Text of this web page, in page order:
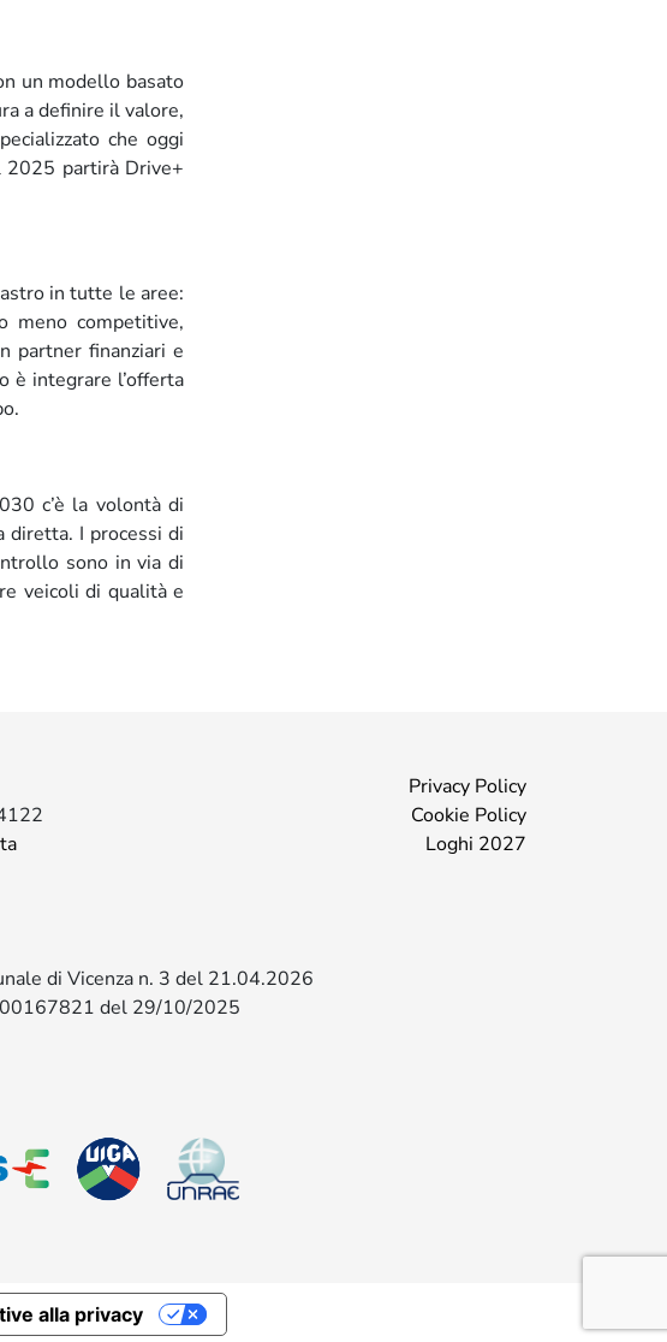
un modello basato
a definire il valore,
che oggi
2025 partirà Drive+
in tutte le aree:
meno competitive,
partner finanziari e
è integrare l’offerta
c’è la volontà di
I processi di
sono in via di
veicoli di qualità e
Privacy Policy
Cookie Policy
Loghi 2027
di Vicenza n. 3 del 21.04.2026
del 29/10/2025
alla privacy